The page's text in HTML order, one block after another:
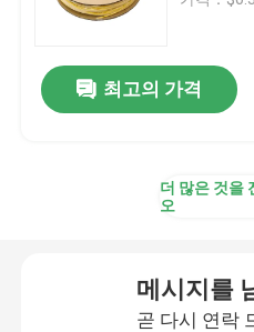
최고의 가격
더 많은 것을
오
메시지를
곧 다시 연락